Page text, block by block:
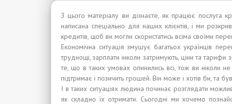
З цього матеріалу ви дізнаєте, як працює послуга
написана спеціально для наших клієнтів, і ми
кредитів, щоб ви могли скористатись всіма своїми
Економічна ситуація змушує багатьох українців
труднощі, зарплати інколи затримують, ціни та тарифи
те, що в таких умовах опинились всі, тож ви ніколи
підтримає і позичить грошей. Він може і хотів би, та
І в таких ситуаціях людина починає розглядати
як складно їх отримати. Сьогодні ми хочемо